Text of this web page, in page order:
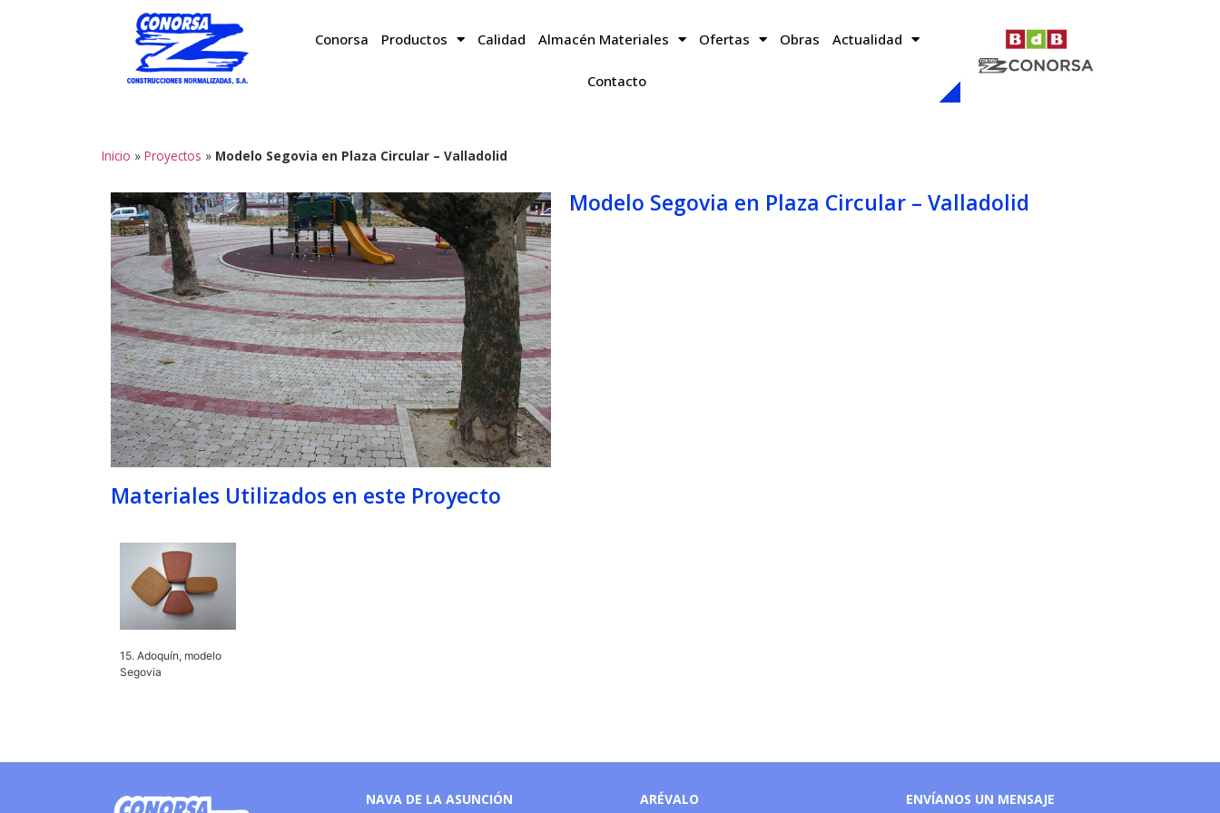
Conorsa Productos Calidad Almacén Materiales Ofertas Obras Actualidad
Contacto
Inicio » Proyectos » Modelo Segovia en Plaza Circular – Valladolid
Materiales Utilizados en este Proyecto
15. Adoquín, modelo
Segovia
Modelo Segovia en Plaza Circular – Valladolid
NAVA DE LA ASUNCIÓN ARÉVALO ENVÍANOS UN MENSAJE